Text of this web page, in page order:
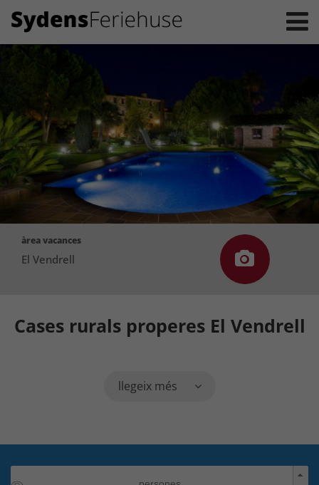
àrea vacances
El Vendrell
Cases rurals properes El Vendrell
llegeix més 